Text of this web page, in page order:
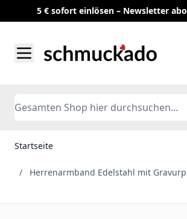
5 € sofort einlösen – Newsletter
Search
Startseite
/ Herrenarmband Edelstahl mit